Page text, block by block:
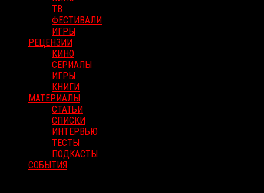
ТВ
ФЕСТИВАЛИ
ИГРЫ
РЕЦЕНЗИИ
КИНО
СЕРИАЛЫ
ИГРЫ
КНИГИ
МАТЕРИАЛЫ
СТАТЬИ
СПИСКИ
ИНТЕРВЬЮ
ТЕСТЫ
ПОДКАСТЫ
СОБЫТИЯ